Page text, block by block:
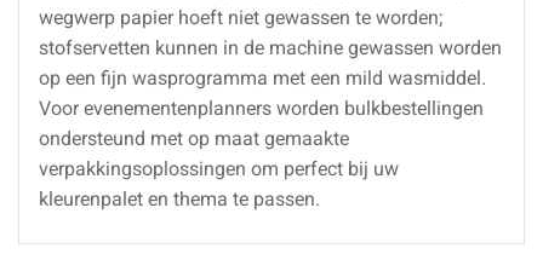
wegwerp papier hoeft niet gewassen te worden;
stofservetten kunnen in de machine gewassen worden
op een fijn wasprogramma met een mild wasmiddel.
Voor evenementenplanners worden bulkbestellingen
ondersteund met op maat gemaakte
verpakkingsoplossingen om perfect bij uw
kleurenpalet en thema te passen.